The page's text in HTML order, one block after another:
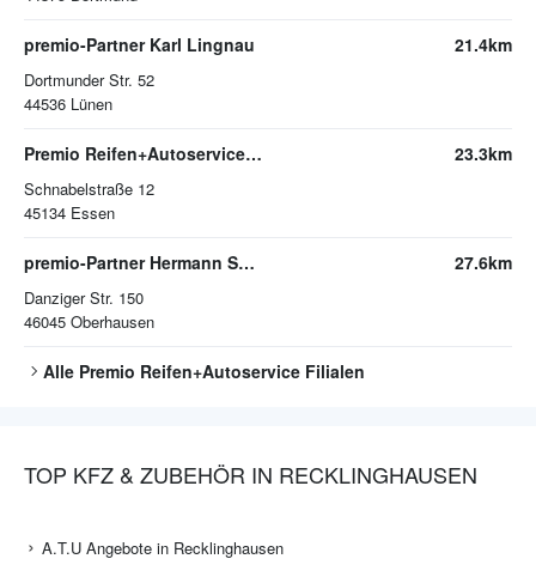
premio-Partner Karl Lingnau
Dortmunder Str. 52
44536 Lünen
21.4km
Premio Reifen+Autoservice Essen
Schnabelstraße 12
45134 Essen
23.3km
premio-Partner Hermann Schulte-Kellinghaus
Danziger Str. 150
46045 Oberhausen
27.6km
Alle Premio Reifen+Autoservice Filialen
TOP KFZ & ZUBEHÖR IN RECKLINGHAUSEN
A.T.U Angebote in Recklinghausen